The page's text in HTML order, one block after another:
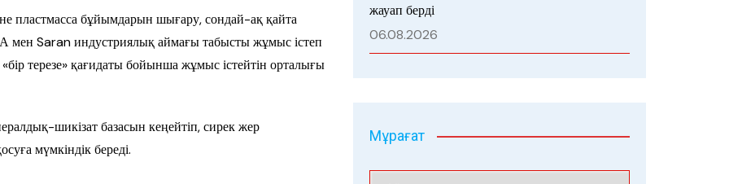
пластмасса бұйымдарын шығару, сондай-ақ қайта
мен Saran индустриялық аймағы табысты жұмыс істеп
терезе» қағидаты бойынша жұмыс істейтін орталығы
шикізат базасын кеңейтіп, сирек жер
мүмкіндік береді.
жауап берді
06.08.2026
Мұрағат